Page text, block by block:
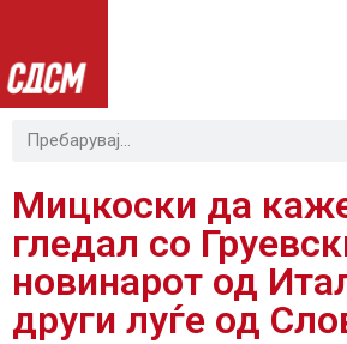
Мицкоски да
гледал со
новинарот од
други луѓе од